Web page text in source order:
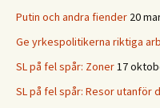
Putin och andra fiender 20
Ge yrkespolitikerna riktiga
SL på fel spår: Zoner17
SL på fel spår: Resor utanför